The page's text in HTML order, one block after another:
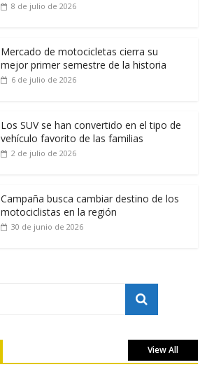
8 de julio de 2026
Mercado de motocicletas cierra su
mejor primer semestre de la historia
6 de julio de 2026
Los SUV se han convertido en el tipo de
vehículo favorito de las familias
2 de julio de 2026
Campaña busca cambiar destino de los
motociclistas en la región
30 de junio de 2026
View All